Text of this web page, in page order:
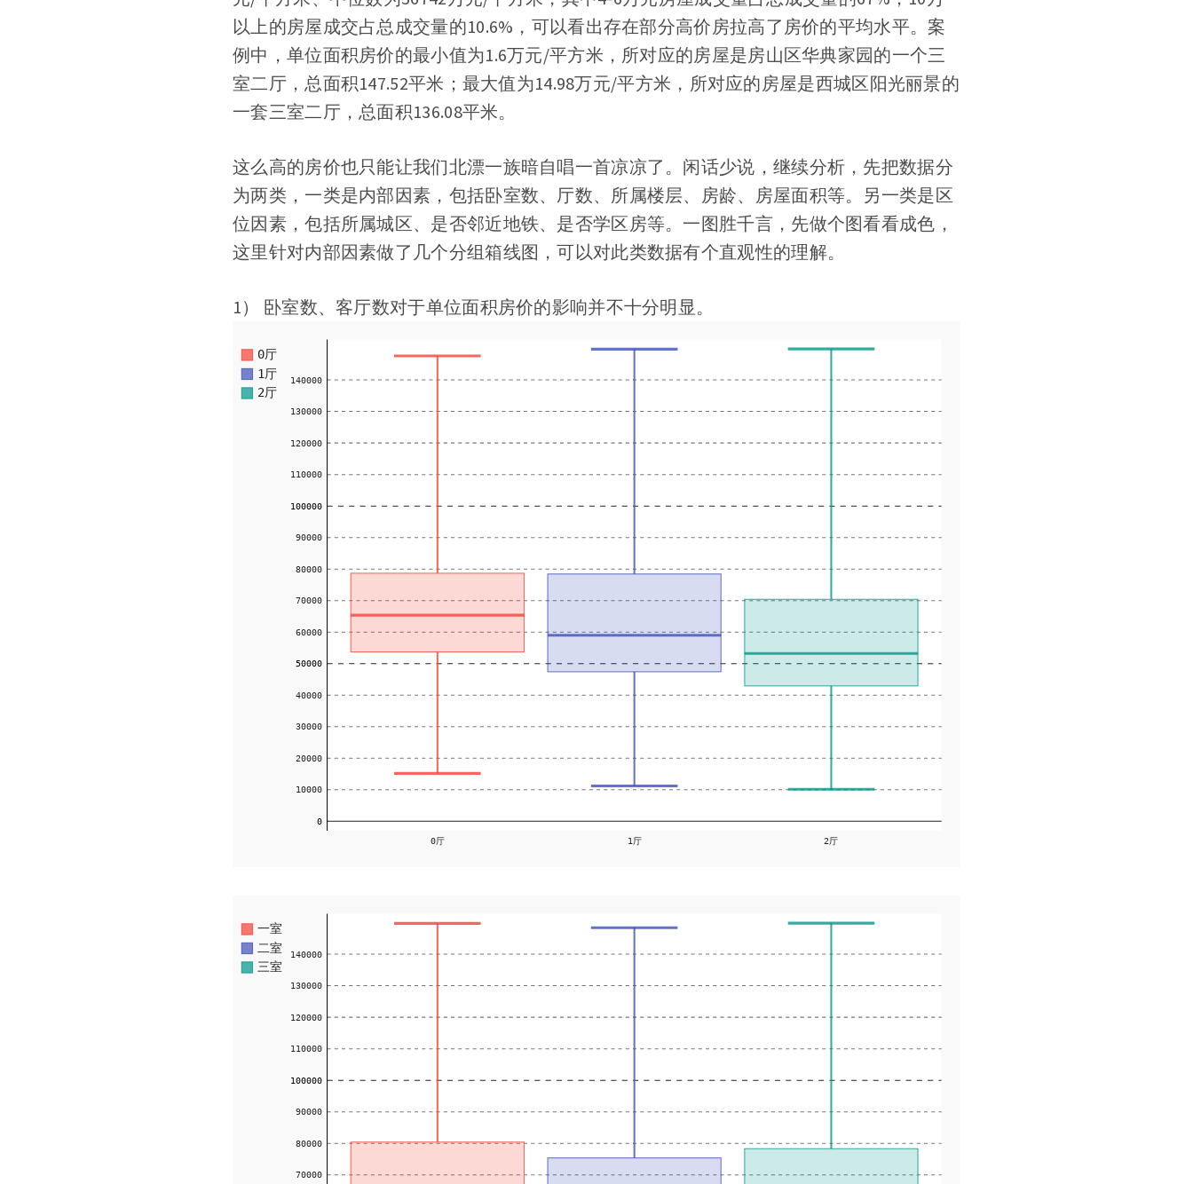
以上的房屋成交占总成交量的10.6%，可以看出存在部分高价房拉高了房价的平均水平。案
例中，单位面积房价的最小值为1.6万元/平方米，所对应的房屋是房山区华典家园的一个三
室二厅，总面积147.52平米；最大值为14.98万元/平方米，所对应的房屋是西城区阳光丽景的
一套三室二厅，总面积136.08平米。
这么高的房价也只能让我们北漂一族暗自唱一首凉凉了。闲话少说，继续分析，先把数据分
为两类，一类是内部因素，包括卧室数、厅数、所属楼层、房龄、房屋面积等。另一类是区
位因素，包括所属城区、是否邻近地铁、是否学区房等。一图胜千言，先做个图看看成色，
这里针对内部因素做了几个分组箱线图，可以对此类数据有个直观性的理解。
1） 卧室数、客厅数对于单位面积房价的影响并不十分明显。